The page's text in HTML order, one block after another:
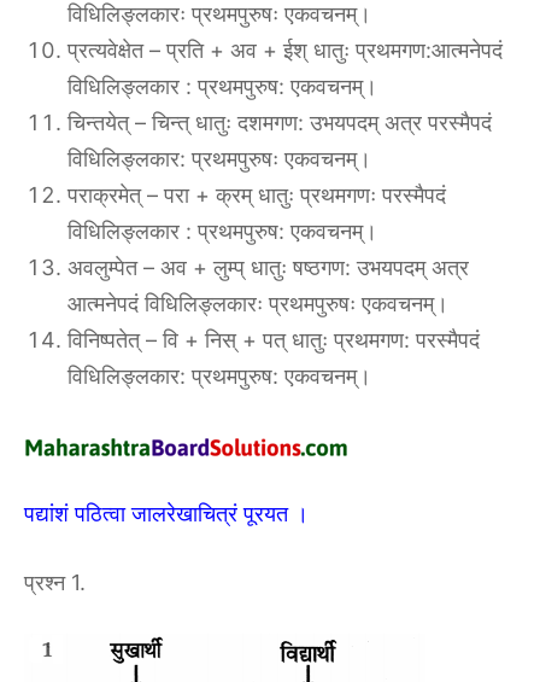
विधिलिङ्लकारः प्रथमपुरुषः एकवचनम्।
प्रत्यवेक्षेत – प्रति + अव + ईश् धातुः प्रथमगण:आत्मनेपदं
विधिलिङ्लकार : प्रथमपुरुष: एकवचनम्।
चिन्तयेत् – चिन्त् धातुः दशमगण: उभयपदम् अत्र परस्मैपदं
विधिलिङ्लकार: प्रथमपुरुषः एकवचनम्।
पराक्रमेत् – परा + क्रम् धातुः प्रथमगणः परस्मैपदं
विधिलिङ्लकार : प्रथमपुरुष: एकवचनम्।
अवलुम्पेत – अव + लुम्प् धातुः षष्ठगण: उभयपदम् अत्र
आत्मनेपदं विधिलिङ्लकारः प्रथमपुरुषः एकवचनम्।
विनिष्पतेत् – वि + निस् + पत् धातुः प्रथमगण: परस्मैपदं
विधिलिङ्लकार: प्रथमपुरुष: एकवचनम्।
पद्यांशं पठित्वा जालरेखाचित्रं पूरयत ।
प्रश्न 1.